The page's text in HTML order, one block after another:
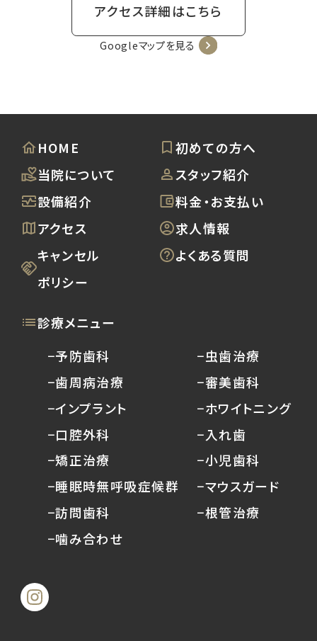
アクセス詳細はこちら
Googleマップを見る
HOME
初めての方へ
当院について
スタッフ紹介
設備紹介
料金・お支払い
アクセス
求人情報
キャンセル
ポリシー
よくある質問
診療メニュー
−予防歯科
−歯周病治療
−インプラント
−口腔外科
−矯正治療
−睡眠時無呼吸症候群
−訪問歯科
−噛み合わせ
−虫歯治療
−審美歯科
−ホワイトニング
−入れ歯
−小児歯科
−マウスガード
−根管治療